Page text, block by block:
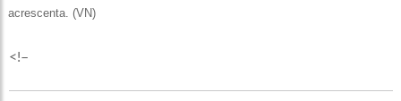
acrescenta. (VN)
<!–